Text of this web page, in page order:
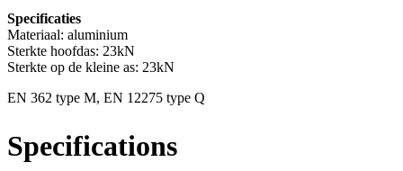
Specificaties
Materiaal: aluminium
Sterkte hoofdas: 23kN
Sterkte op de kleine as: 23kN
EN 362 type M, EN 12275 type Q
Specifications